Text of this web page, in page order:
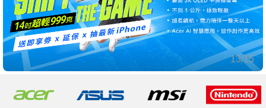
13/15